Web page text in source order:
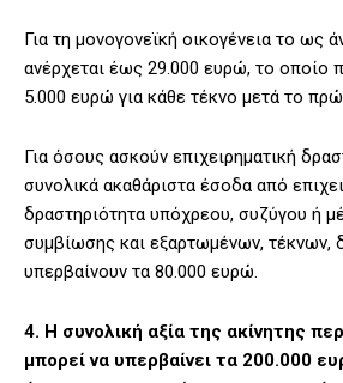
Για τη μονογονεϊκή οικογένεια το ως
ανέρχεται έως 29.000 ευρώ, το οποίο
5.000 ευρώ για κάθε τέκνο μετά το
Για όσους ασκούν επιχειρηματική
συνολικά ακαθάριστα έσοδα από
δραστηριότητα υπόχρεου, συζύγου ή
συμβίωσης και εξαρτωμένων, τέκνων,
υπερβαίνουν τα 80.000 ευρώ.
4. Η συνολική αξία της ακίνητης
μπορεί να υπερβαίνει τα 200.000